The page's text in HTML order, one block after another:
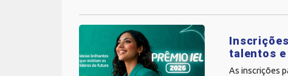
talentos e
As inscrições